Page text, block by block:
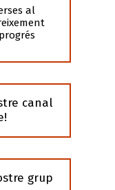
al
canal
grup